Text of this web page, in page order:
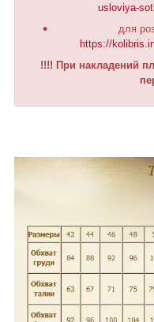
usloviya-
для
https://
!!!! При накладений